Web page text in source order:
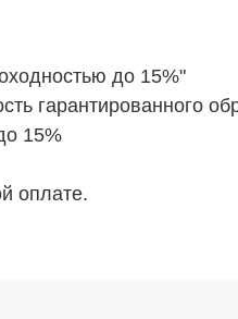
до 15%"
гарантированного
15%
оплате.